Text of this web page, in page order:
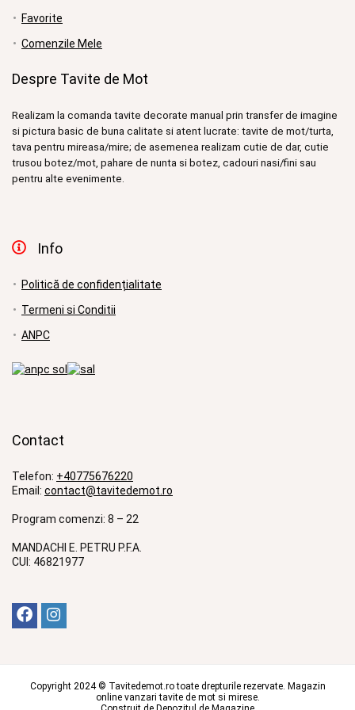
Favorite
Comenzile Mele
Despre Tavite de Mot
Realizam la comanda tavite decorate manual prin transfer de imagine
si pictura basic de buna calitate si atent lucrate: tavite de mot/turta,
tava pentru mireasa/mire; de asemenea realizam cutie de dar, cutie
trusou botez/mot, pahare de nunta si botez, cadouri nasi/fini sau
pentru alte evenimente.
Info
Politică de confidențialitate
Termeni si Conditii
ANPC
Contact
Telefon: +40775676220
Email: contact@tavitedemot.ro
Program comenzi: 8 – 22
MANDACHI E. PETRU P.F.A.
CUI: 46821977
Copyright 2024 © Tavitedemot.ro toate drepturile rezervate. Magazin
online vanzari tavite de mot si mirese.